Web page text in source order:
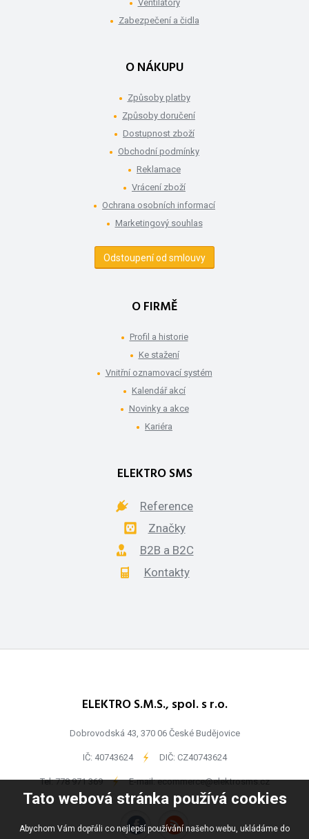
Tato webová stránka používá cookies
Abychom Vám dopřáli co nejlepší používání našeho webu, ukládáme do
Ventilátory
Zabezpečení a čidla
O NÁKUPU
Způsoby platby
Způsoby doručení
Dostupnost zboží
Obchodní podmínky
Reklamace
Vrácení zboží
Ochrana osobních informací
Marketingový souhlas
Odstoupení od smlouvy
O FIRMĚ
Profil a historie
Ke stažení
Vnitřní oznamovací systém
Kalendář akcí
Novinky a akce
Kariéra
ELEKTRO SMS
Reference
Značky
B2B a B2C
Kontakty
ELEKTRO S.M.S., spol. s r.o.
Dobrovodská 43, 370 06 České Budějovice
IČ: 40743624 - DIČ: CZ40743624
Tel:778 971 369 - E-mail:ecommerce@elektrosms.cz